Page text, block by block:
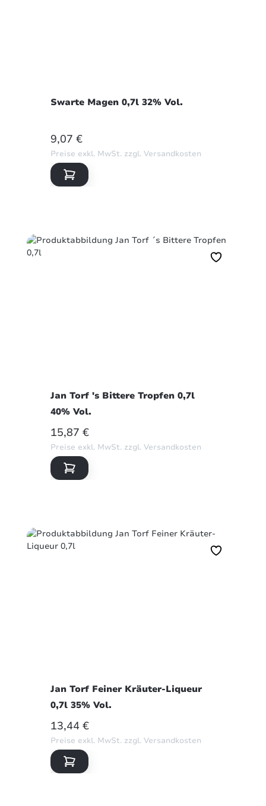
Swarte Magen 0,7l 32% Vol.
REGULÄRER PREIS:
9,07 €
Preise exkl. MwSt. zzgl. Versandkosten
Jan Torf 's Bittere Tropfen 0,7l
40% Vol.
REGULÄRER PREIS:
15,87 €
Preise exkl. MwSt. zzgl. Versandkosten
Jan Torf Feiner Kräuter-Liqueur
0,7l 35% Vol.
REGULÄRER PREIS:
13,44 €
Preise exkl. MwSt. zzgl. Versandkosten